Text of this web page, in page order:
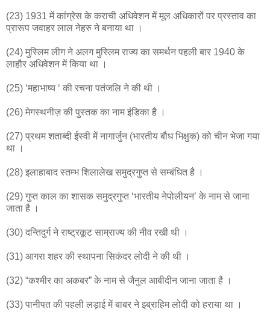
(23) 1931 में कांग्रेस के कराची अधिवेशन में मूल अधिकारों पर प्रस्ताव का
प्रारूप जवाहर लाल नेहरु ने बनाया था ।
(24) मुस्लिम लीग ने अलग मुस्लिम राज्य का समर्थन पहली बार 1940 के
लाहौर अधिवेशन में किया था ।
(25) ‘महाभाष्य ‘ की रचना पतंजलि ने की थी ।
(26) मेगस्थनीज़ की पुस्तक का नाम इंडिका है ।
(27) प्रथम शताब्दी ईस्वी में नागार्जुन (भारतीय बौध भिक्षुक) को चीन भेजा गया
था ।
(28) इलाहाबाद स्तम्भ शिलालेख समुद्रगुप्त से सम्बंधित है ।
(29) गुप्त काल का शासक समुद्रगुप्त ‘भारतीय नेपोलीयन’ के नाम से जाना
जाता है ।
(30) दन्तिदुर्ग ने राष्ट्रकूट साम्राज्य की नीव रखी थी ।
(31) आगरा शहर की स्थापना सिकंदर लोदी ने की थी ।
(32) “कश्मीर का अकबर” के नाम से जैनुल आबीदीन जाना जाता है ।
(33) पानीपत की पहली लड़ाई में बाबर ने इब्राहिम लोदी को हराया था ।